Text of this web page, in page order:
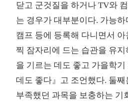
닫고 군것질을 하거나 TV와
는 경우가 대부분이다. 가능
캠프 등에 등록해 다니면서
찍 잠자리에 드는 습관을 유
을 기르는 데도 좋고 가을학
데도 좋다』고 조언했다. 둘
부족했던 과목을 보충하는 기